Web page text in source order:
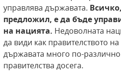
управлява държавата.
предложил, е да бъде
на нацията. Недоволната
да види как правителството
държавата много по-различно
правителства досега.